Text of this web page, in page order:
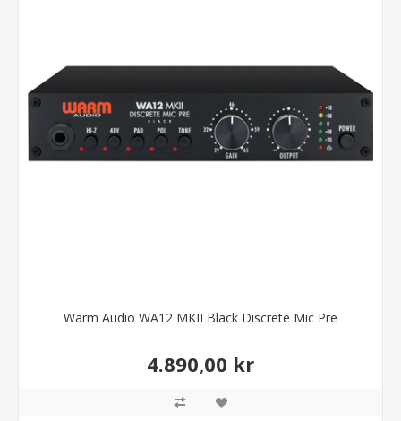
Warm Audio WA12 MKII Black Discrete Mic Pre
4.890,00 kr